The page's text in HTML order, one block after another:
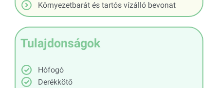
Környezetbarát és tartós vízálló bevonat
Tulajdonságok
Hófogó
Derékkötő